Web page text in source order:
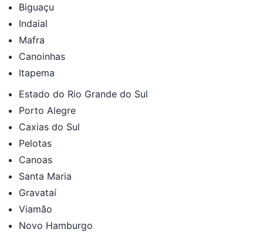
Biguaçu
Indaial
Mafra
Canoinhas
Itapema
Estado do Rio Grande do Sul
Porto Alegre
Caxias do Sul
Pelotas
Canoas
Santa Maria
Gravataí
Viamão
Novo Hamburgo